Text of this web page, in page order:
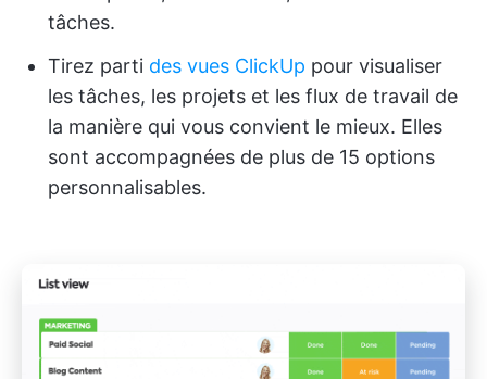
tâches.
Tirez parti des vues ClickUp pour visualiser
les tâches, les projets et les flux de travail de
la manière qui vous convient le mieux. Elles
sont accompagnées de plus de 15 options
personnalisables.